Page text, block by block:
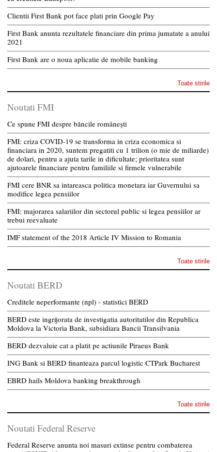
Clientii First Bank pot face plati prin Google Pay
First Bank anunta rezultatele financiare din prima jumatate a anului
2021
First Bank are o noua aplicatie de mobile banking
Toate stirile
Noutati FMI
Ce spune FMI despre băncile românești
FMI: criza COVID-19 se transforma in criza economica si
financiara in 2020, suntem pregatiti cu 1 trilion (o mie de miliarde)
de dolari, pentru a ajuta tarile in dificultate; prioritatea sunt
ajutoarele financiare pentru familiile si firmele vulnerabile
FMI cere BNR sa intareasca politica monetara iar Guvernului sa
modifice legea pensiilor
FMI: majorarea salariilor din sectorul public si legea pensiilor ar
trebui reevaluate
IMF statement of the 2018 Article IV Mission to Romania
Toate stirile
Noutati BERD
Creditele neperformante (npl) - statistici BERD
BERD este ingrijorata de investigatia autoritatilor din Republica
Moldova la Victoria Bank, subsidiara Bancii Transilvania
BERD dezvaluie cat a platit pe actiunile Piraeus Bank
ING Bank si BERD finanteaza parcul logistic CTPark Bucharest
EBRD hails Moldova banking breakthrough
Toate stirile
Noutati Federal Reserve
Federal Reserve anunta noi masuri extinse pentru combaterea